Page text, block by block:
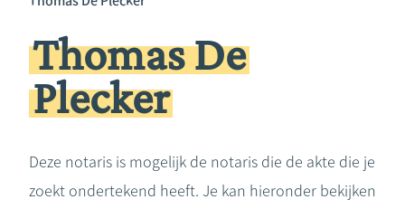
Erven & schenken
Ondernemen
Rekenmodules
Thomas De
Plecker
Deze notaris is mogelijk de notaris die de akte die je
zoekt ondertekend heeft. Je kan hieronder bekijken